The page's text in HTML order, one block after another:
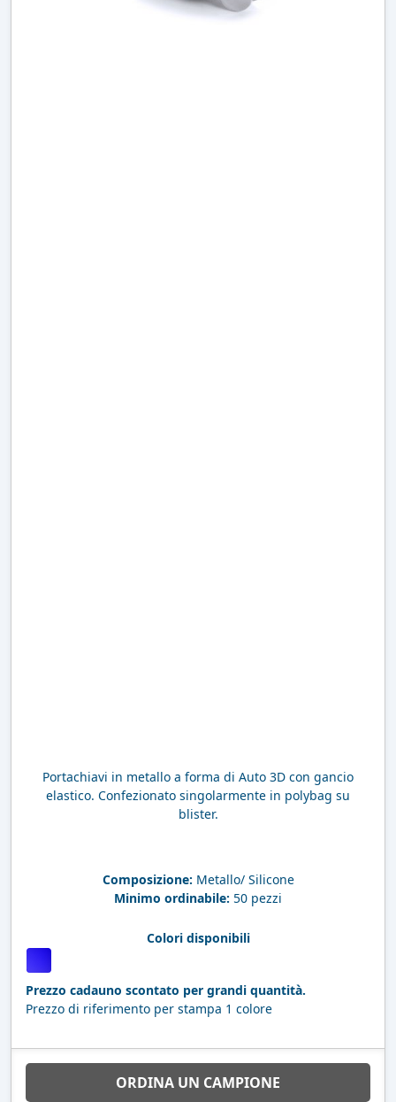
Portachiavi in metallo a forma di Auto 3D con gancio
elastico. Confezionato singolarmente in polybag su
blister.
Composizione: Metallo/ Silicone
Minimo ordinabile: 50 pezzi
Colori disponibili
Prezzo cadauno scontato per grandi quantità.
Prezzo di riferimento per stampa 1 colore
ORDINA UN CAMPIONE